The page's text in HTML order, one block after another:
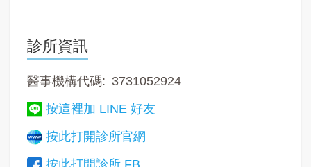
診所資訊
醫事機構代碼
3731052924
按這裡加 LINE 好友
按此打開診所官網
按此打開診所 FB